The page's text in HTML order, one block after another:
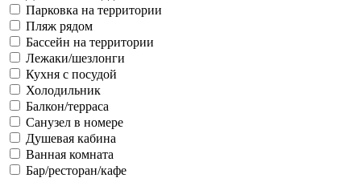
Парковка на территории
Пляж рядом
Бассейн на территории
Лежаки/шезлонги
Кухня с посудой
Холодильник
Балкон/терраса
Санузел в номере
Душевая кабина
Ванная комната
Бар/ресторан/кафе